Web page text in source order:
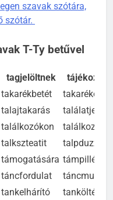
szavak szótára,
szótár.
T-Ty betűvel
tagjelöltnek
takarékbetét
talajtakarás
találatjelző
találkozókon
találkoztunk
talkszteatit
támogatására támpillérrel
táncfordulat
tankelhárító
tanköltészet